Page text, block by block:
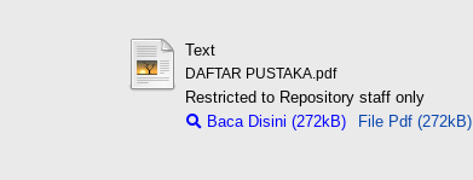
Text
DAFTAR PUSTAKA.pdf
Restricted to Repository staff only
Baca Disini (272kB)
File Pdf (272kB)